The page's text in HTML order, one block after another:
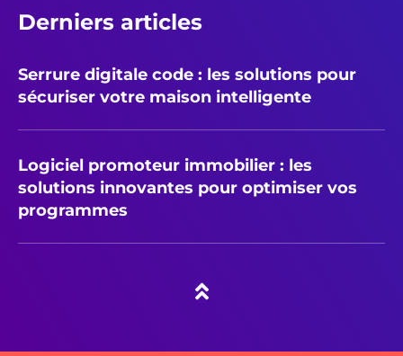
Derniers articles
Serrure digitale code : les solutions pour
sécuriser votre maison intelligente
Logiciel promoteur immobilier : les
solutions innovantes pour optimiser vos
programmes